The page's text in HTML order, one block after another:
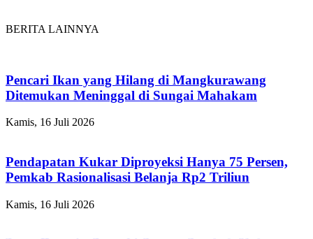
BERITA LAINNYA
Pencari Ikan yang Hilang di Mangkurawang
Ditemukan Meninggal di Sungai Mahakam
Kamis, 16 Juli 2026
Pendapatan Kukar Diproyeksi Hanya 75 Persen,
Pemkab Rasionalisasi Belanja Rp2 Triliun
Kamis, 16 Juli 2026